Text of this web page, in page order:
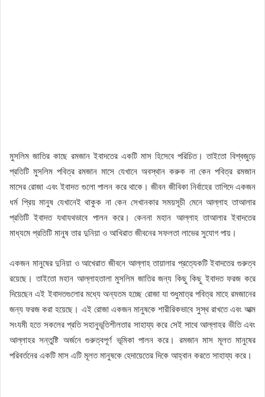
মুসলিম জাতির কাছে রমজান ইবাদতের একটি মাস হিসেবে পরিচিত। তাইতো বিশ্বজুড়ে
প্রতিটি মুসলিম পবিত্র রমজান মাসে যেখানে অবস্থান করুক না কেন পবিত্র রমজান
মাসের রোজা এবং ইবাদত গুলো পালন করে থাকে। জীবন জীবিকা নির্বাহের তাগিদে একজন
ধর্ম প্রিয় মানুষ যেখানেই থাকুক না কেন সেখানকার সময়সূচী মেনে আল্লাহ তাআলার
প্রতিটি ইবাদত যথাযথভাবে পালন করে। কেননা মহান আল্লাহ তাআলার ইবাদতের
মাধ্যমে প্রতিটি মানুষ তার দুনিয়া ও আখিরাত জীবনের সফলতা লাভের সুযোগ পায়।
একজন মানুষের দুনিয়া ও আখেরাত জীবনে আল্লাহ তায়ালার প্রত্যেকটি ইবাদতের গুরুত্ব
রয়েছে। তাইতো মহান আল্লাহতালা মুসলিম জাতির জন্য কিছু কিছু ইবাদত ফরজ করে
দিয়েছেন এই ইবাদতগুলোর মধ্যে অন্যতম হচ্ছে রোজা যা শুধুমাত্র পবিত্র মাহে রমজানের
জন্য ফরজ করা হয়েছে। এই রোজা একজন মানুষকে শারীরিকভাবে সুস্থ রাখতে এবং আত্ম
সংযমী হতে সকলের প্রতি সহানুভূতিশীলতার সাহায্য করে সেই সাথে আল্লাহর ভীতি এবং
আল্লাহর সন্তুষ্টি অর্জনে গুরুত্বপূর্ণ ভূমিকা পালন করে। রমজান মাস মূলত মানুষের
পরিবর্তনের একটি মাস এটি মূলত মানুষকে হেদায়েতের দিকে আহ্বান করতে সাহায্য করে।